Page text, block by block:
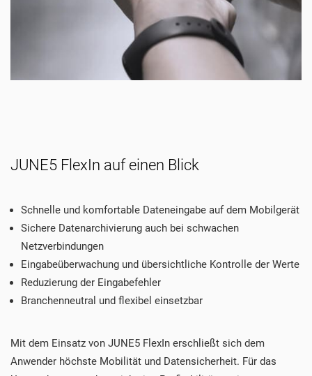
JUNE5 FlexIn auf einen Blick
Schnelle und komfortable Dateneingabe auf dem Mobilgerät
Sichere Datenarchivierung auch bei schwachen
Netzverbindungen
Eingabeüberwachung und übersichtliche Kontrolle der Werte
Reduzierung der Eingabefehler
Branchenneutral und flexibel einsetzbar
Mit dem Einsatz von JUNE5 FlexIn erschließt sich dem
Anwender höchste Mobilität und Datensicherheit. Für das